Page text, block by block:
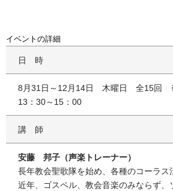
イベントの詳細
日時
8月31日～12月14日 木曜日 全15回
13：30～15：00
講師
安藤 邦子（声楽トレーナー）
長年教会聖歌隊を始め、各種のコーラス
近年、ゴスペル、教会音楽のみならず、